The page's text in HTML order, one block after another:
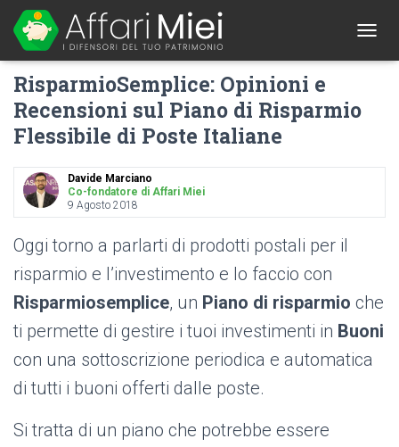
O
N
RisparmioSemplice: Opinioni e
Recensioni sul Piano di Risparmio
Flessibile di Poste Italiane
Davide Marciano
Co-fondatore di Affari Miei
9 Agosto 2018
Oggi torno a parlarti di prodotti postali per il
risparmio e l’investimento e lo faccio con
Risparmiosemplice, un Piano di risparmio che
ti permette di gestire i tuoi investimenti in Buoni
con una sottoscrizione periodica e automatica
di tutti i buoni offerti dalle poste.
Si tratta di un piano che potrebbe essere